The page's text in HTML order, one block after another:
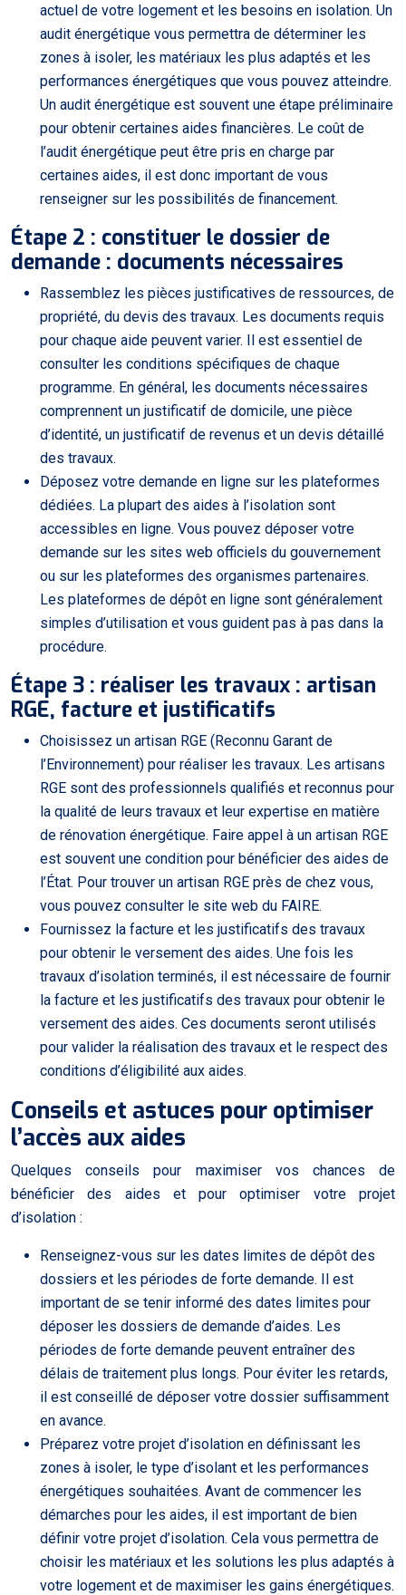
actuel de votre logement et les besoins en isolation. Un
audit énergétique vous permettra de déterminer les
zones à isoler, les matériaux les plus adaptés et les
performances énergétiques que vous pouvez atteindre.
Un audit énergétique est souvent une étape préliminaire
pour obtenir certaines aides financières. Le coût de
l’audit énergétique peut être pris en charge par
certaines aides, il est donc important de vous
renseigner sur les possibilités de financement.
Étape 2 : constituer le dossier de
demande : documents nécessaires
Rassemblez les pièces justificatives de ressources, de
propriété, du devis des travaux. Les documents requis
pour chaque aide peuvent varier. Il est essentiel de
consulter les conditions spécifiques de chaque
programme. En général, les documents nécessaires
comprennent un justificatif de domicile, une pièce
d’identité, un justificatif de revenus et un devis détaillé
des travaux.
Déposez votre demande en ligne sur les plateformes
dédiées. La plupart des aides à l’isolation sont
accessibles en ligne. Vous pouvez déposer votre
demande sur les sites web officiels du gouvernement
ou sur les plateformes des organismes partenaires.
Les plateformes de dépôt en ligne sont généralement
simples d’utilisation et vous guident pas à pas dans la
procédure.
Étape 3 : réaliser les travaux : artisan
RGE, facture et justificatifs
Choisissez un artisan RGE (Reconnu Garant de
l’Environnement) pour réaliser les travaux. Les artisans
RGE sont des professionnels qualifiés et reconnus pour
la qualité de leurs travaux et leur expertise en matière
de rénovation énergétique. Faire appel à un artisan RGE
est souvent une condition pour bénéficier des aides de
l’État. Pour trouver un artisan RGE près de chez vous,
vous pouvez consulter le site web du FAIRE.
Fournissez la facture et les justificatifs des travaux
pour obtenir le versement des aides. Une fois les
travaux d’isolation terminés, il est nécessaire de fournir
la facture et les justificatifs des travaux pour obtenir le
versement des aides. Ces documents seront utilisés
pour valider la réalisation des travaux et le respect des
conditions d’éligibilité aux aides.
Conseils et astuces pour optimiser
l’accès aux aides
Quelques conseils pour maximiser vos chances de
bénéficier des aides et pour optimiser votre projet
d’isolation :
Renseignez-vous sur les dates limites de dépôt des
dossiers et les périodes de forte demande. Il est
important de se tenir informé des dates limites pour
déposer les dossiers de demande d’aides. Les
périodes de forte demande peuvent entraîner des
délais de traitement plus longs. Pour éviter les retards,
il est conseillé de déposer votre dossier suffisamment
en avance.
Préparez votre projet d’isolation en définissant les
zones à isoler, le type d’isolant et les performances
énergétiques souhaitées. Avant de commencer les
démarches pour les aides, il est important de bien
définir votre projet d’isolation. Cela vous permettra de
choisir les matériaux et les solutions les plus adaptés à
votre logement et de maximiser les gains énergétiques.